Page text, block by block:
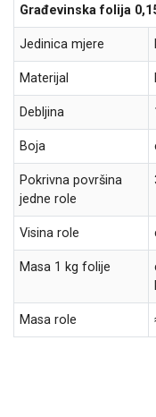
Građevinska folija
Jedinica mjere
Materijal
Debljina
Boja
Pokrivna površina
jedne role
Visina role
Masa 1 kg folije
Masa role